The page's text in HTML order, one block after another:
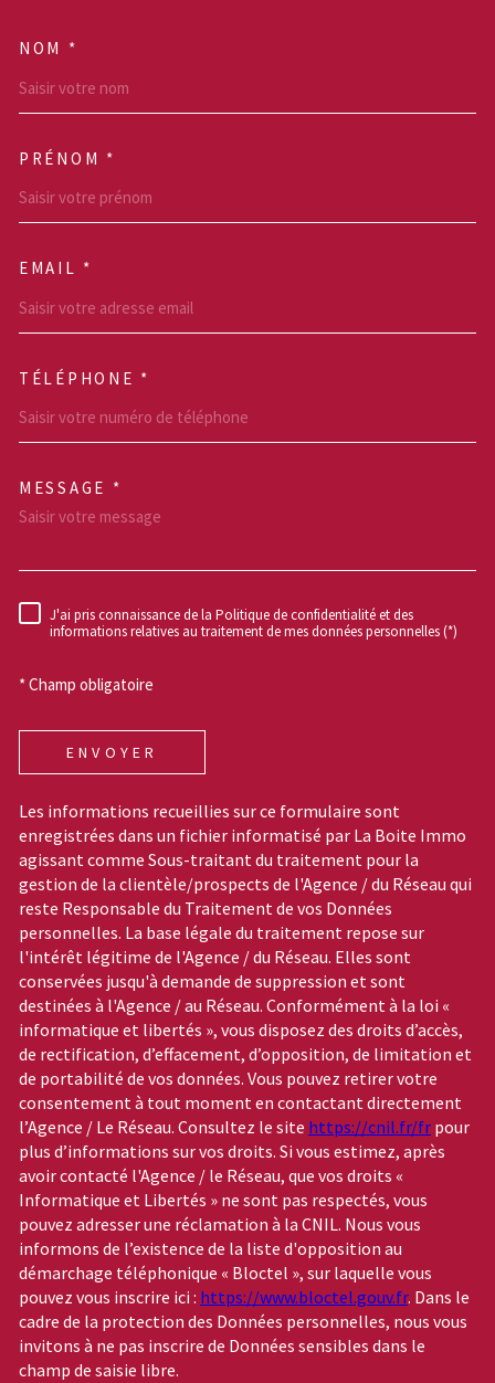
NOM *
PRÉNOM *
EMAIL *
TÉLÉPHONE *
MESSAGE *
RÈGLEMENTATION
J'ai pris connaissance de la Politique de confidentialité et des
informations relatives au traitement de mes données personnelles (*)
* Champ obligatoire
ENVOYER
Les informations recueillies sur ce formulaire sont
enregistrées dans un fichier informatisé par La Boite Immo
agissant comme Sous-traitant du traitement pour la
gestion de la clientèle/prospects de l'Agence / du Réseau qui
reste Responsable du Traitement de vos Données
personnelles. La base légale du traitement repose sur
l'intérêt légitime de l'Agence / du Réseau. Elles sont
conservées jusqu'à demande de suppression et sont
destinées à l'Agence / au Réseau. Conformément à la loi «
informatique et libertés », vous disposez des droits d’accès,
de rectification, d’effacement, d’opposition, de limitation et
de portabilité de vos données. Vous pouvez retirer votre
consentement à tout moment en contactant directement
l’Agence / Le Réseau. Consultez le site https://cnil.fr/fr pour
plus d’informations sur vos droits. Si vous estimez, après
avoir contacté l'Agence / le Réseau, que vos droits «
Informatique et Libertés » ne sont pas respectés, vous
pouvez adresser une réclamation à la CNIL. Nous vous
informons de l’existence de la liste d'opposition au
démarchage téléphonique « Bloctel », sur laquelle vous
pouvez vous inscrire ici : https://www.bloctel.gouv.fr. Dans le
cadre de la protection des Données personnelles, nous vous
invitons à ne pas inscrire de Données sensibles dans le
champ de saisie libre.